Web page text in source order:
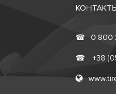
☎ 0 800
☎ +38